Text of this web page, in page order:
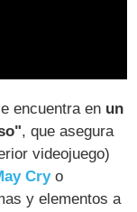
encuentra en un
, que asegura
videojuego)
Cryo
y elementos a